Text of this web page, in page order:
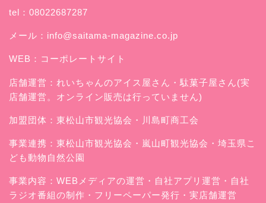
tel：08022687287
メール： info@saitama-magazine.co.jp
WEB： コーポレートサイト
店舗運営： れいちゃんのアイス屋さん ・駄菓子屋さん(実
店舗運営。オンライン販売は行っていません)
加盟団体：東松山市観光協会・川島町商工会
事業連携：東松山市観光協会・嵐山町観光協会・埼玉県こ
ども動物自然公園
事業内容：WEBメディアの運営・自社アプリ運営・自社
ラジオ番組の制作・フリーペーパー発行・実店舗運営